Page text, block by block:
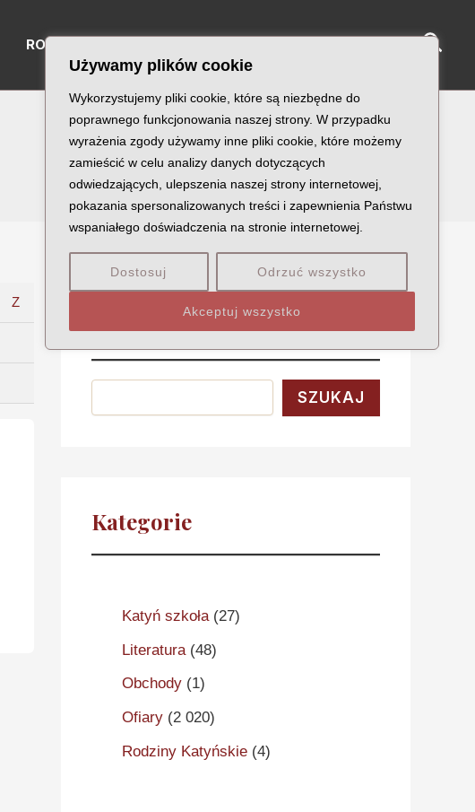
Używamy plików cookie
Wykorzystujemy pliki cookie, które są niezbędne do
poprawnego funkcjonowania naszej strony. W przypadku
wyrażenia zgody używamy inne pliki cookie, które możemy
zamieścić w celu analizy danych dotyczących
odwiedzających, ulepszenia naszej strony internetowej,
pokazania spersonalizowanych treści i zapewnienia Państwu
wspaniałego doświadczenia na stronie internetowej.
Dostosuj Odrzuć wszystko
Akceptuj wszystko
RODZINY KATYŃSKIE
Z
Wyszukaj
Szukaj
SZUKAJ
Kategorie
Katyń szkoła (27)
Literatura (48)
Obchody (1)
Ofiary (2 020)
Rodziny Katyńskie (4)